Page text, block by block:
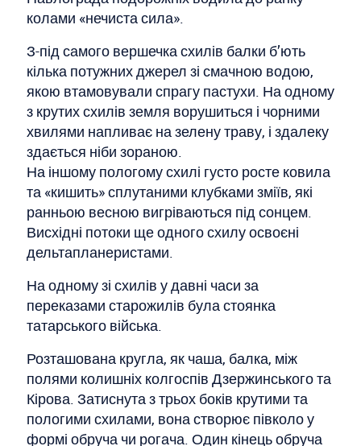
колами «нечиста сила».
З-під самого вершечка схилів балки б’ють
кілька потужних джерел зі смачною водою,
якою втамовували спрагу пастухи. На одному
з крутих схилів земля ворушиться і чорними
хвилями напливає на зелену траву, і здалеку
здається ніби зораною.
На іншому пологому схилі густо росте ковила
та «кишить» сплутаними клубками зміїв, які
ранньою весною вигріваються під сонцем.
Висхідні потоки ще одного схилу освоєні
дельтапланеристами.
На одному зі схилів у давні часи за
переказами старожилів була стоянка
татарського війська.
Розташована кругла, як чаша, балка, між
полями колишніх колгоспів Дзержинського та
Кірова. Затиснута з трьох боків крутими та
пологими схилами, вона створює півколо у
формі обруча чи рогача. Один кінець обруча